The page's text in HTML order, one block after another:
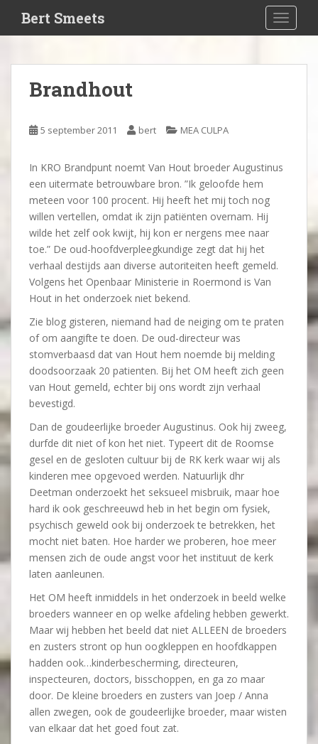
i
Bert Smeets
Brandhout
5 september 2011 bert MEA CULPA
In KRO Brandpunt noemt Van Hout broeder Augustinus
een uitermate betrouwbare bron. ”Ik geloofde hem
meteen voor 100 procent. Hij heeft het mij toch nog
willen vertellen, omdat ik zijn patiënten overnam. Hij
wilde het zelf ook kwijt, hij kon er nergens mee naar
toe.” De oud-hoofdverpleegkundige zegt dat hij het
verhaal destijds aan diverse autoriteiten heeft gemeld.
Volgens het Openbaar Ministerie in Roermond is Van
Hout in het onderzoek niet bekend.
Zie blog gisteren, niemand had de neiging om te praten
of om aangifte te doen. De oud-directeur was
stomverbaasd dat van Hout hem noemde bij melding
doodsoorzaak 20 patienten. Bij het OM heeft zich geen
van Hout gemeld, echter bij ons wordt zijn verhaal
bevestigd.
Dan de goudeerlijke broeder Augustinus. Ook hij zweeg,
durfde dit niet of kon het niet. Typeert dit de Roomse
gesel en de gesloten cultuur bij de RK kerk waar wij als
kinderen mee opgevoed werden. Natuurlijk dhr
Deetman onderzoekt het seksueel misbruik, maar hoe
hard ik ook geschreeuwd heb in het begin om fysiek,
psychisch geweld ook bij onderzoek te betrekken, het
mocht niet baten. Hoe harder we proberen, hoe meer
mensen zich de oude angst voor het instituut de kerk
laten aanleunen.
Het OM heeft inmiddels in het onderzoek in beeld welke
broeders wanneer en op welke afdeling hebben gewerkt.
Maar wij hebben het beeld dat niet ALLEEN de broeders
en zusters stront op hun oogkleppen en hoofdkappen
hadden ook…kinderbescherming, directeuren,
inspecteuren, doctors, bisschoppen, en ga zo maar
door. De kleine broeders en zusters van Joep / Anna
allen zwegen, ook de goudeerlijke broeder, maar wisten
van elkaar dat het goed fout zat.